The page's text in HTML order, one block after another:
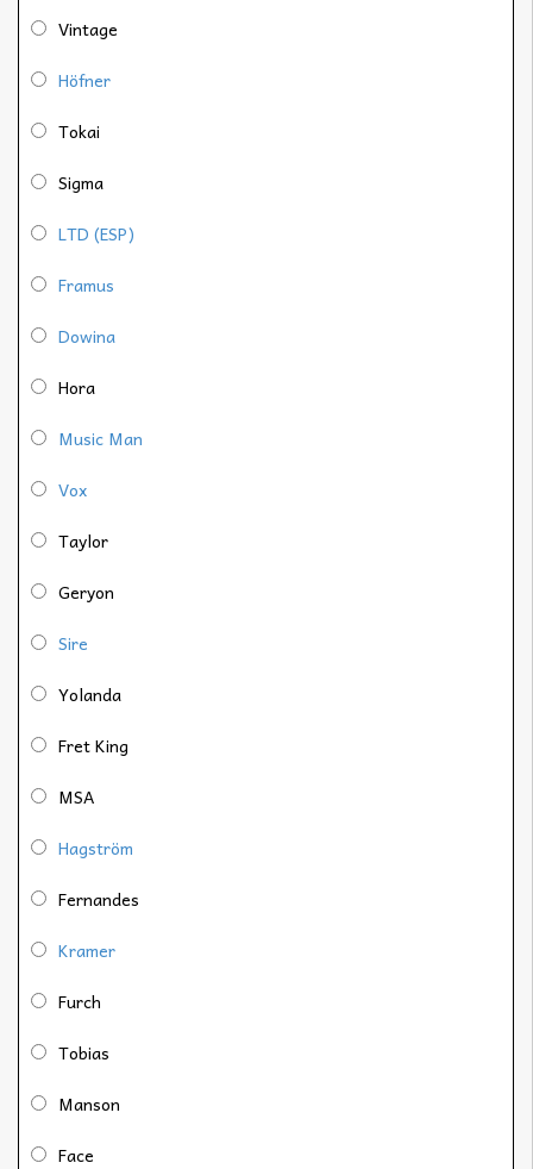
Vintage
Höfner
Tokai
Sigma
LTD (ESP)
Framus
Dowina
Hora
Music Man
Vox
Taylor
Geryon
Sire
Yolanda
Fret King
MSA
Hagström
Fernandes
Kramer
Furch
Tobias
Manson
Face